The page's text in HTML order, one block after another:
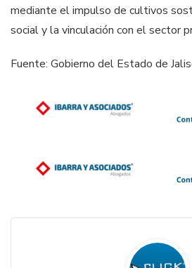
mediante el impulso de cultivos
social y la vinculación con el sector
Fuente: Gobierno del Estado de